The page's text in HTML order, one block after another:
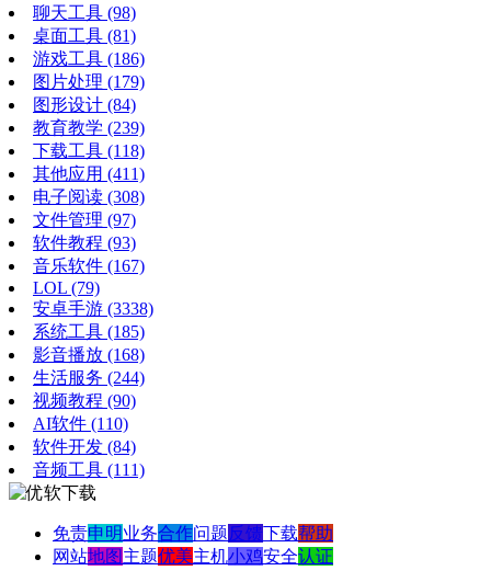
聊天工具 (98)
桌面工具 (81)
游戏工具 (186)
图片处理 (179)
图形设计 (84)
教育教学 (239)
下载工具 (118)
其他应用 (411)
电子阅读 (308)
文件管理 (97)
软件教程 (93)
音乐软件 (167)
LOL (79)
安卓手游 (3338)
系统工具 (185)
影音播放 (168)
生活服务 (244)
视频教程 (90)
AI软件 (110)
软件开发 (84)
音频工具 (111)
免责申明业务合作问题反馈下载帮助
网站地图 主题优美主机小鸡安全认证